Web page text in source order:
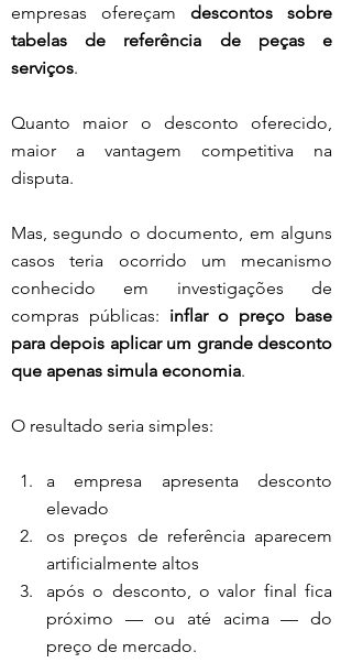
empresas ofereçam descontos sobre
tabelas de referência de peças e
serviços.
Quanto maior o desconto oferecido,
maior a vantagem competitiva na
disputa.
Mas, segundo o documento, em alguns
casos teria ocorrido um mecanismo
conhecido em investigações de
compras públicas: inflar o preço base
para depois aplicar um grande desconto
que apenas simula economia.
O resultado seria simples:
a empresa apresenta desconto
elevado
os preços de referência aparecem
artificialmente altos
após o desconto, o valor final fica
próximo — ou até acima — do
preço de mercado.